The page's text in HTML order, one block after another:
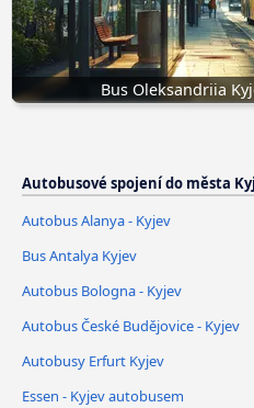
Bus Oleksandriia
Autobusové spojení do města
Autobus Alanya - Kyjev
Bus Antalya Kyjev
Autobus Bologna - Kyjev
Autobus České Budějovice - Kyjev
Autobusy Erfurt Kyjev
Essen - Kyjev autobusem